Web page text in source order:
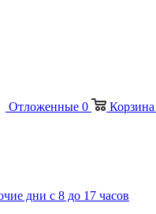
Отложенные 0 Корзина
дни с 8 до 17 часов